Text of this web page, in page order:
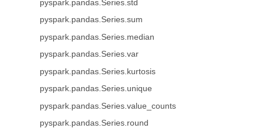
pyspark.pandas.Series.std
pyspark.pandas.Series.sum
pyspark.pandas.Series.median
pyspark.pandas.Series.var
pyspark.pandas.Series.kurtosis
pyspark.pandas.Series.unique
pyspark.pandas.Series.value_counts
pyspark.pandas.Series.round